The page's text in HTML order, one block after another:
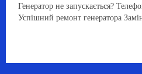
Генератор не запускається?
Успішний ремонт генератора